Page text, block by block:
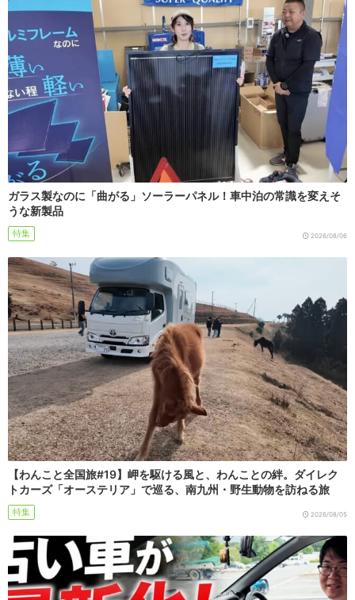
ガラス製なのに「曲がる」ソーラーパネル！車中泊の常識を変えそ
うな新製品
特集 2026/08/06
【わんこと全国旅#19】岬を駆ける風と、わんことの絆。ダイレク
トカーズ「オーステリア」で巡る、南九州・野生動物を訪ねる旅
特集 2026/08/05